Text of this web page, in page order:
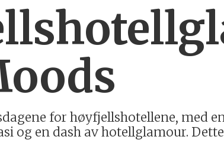
for høyfjellshotellene, med
og en dash av hotellglamour.